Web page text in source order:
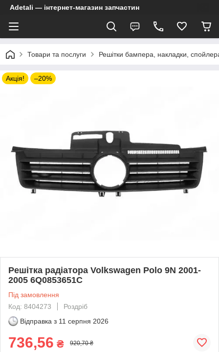
Adetali — інтернет-магазин запчастин
Товари та послуги Решітки бампера, накладки,
Акція! –20%
Решітка радіатора Volkswagen Polo 9N 2001-
2005 6Q0853651C
Під замовлення
Код: 8404273
Роздріб
Відправка з 11 серпня 2026
736,56 ₴ 920,70 ₴